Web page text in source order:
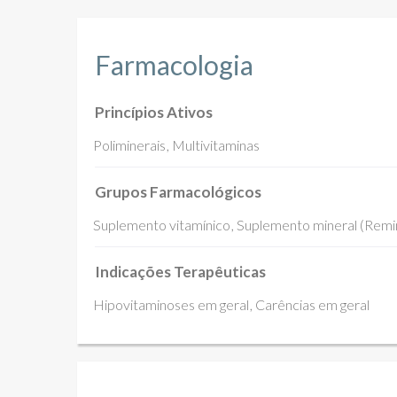
Farmacologia
Princípios Ativos
Poliminerais Multivitaminas
Grupos Farmacológicos
Suplemento vitamínico Suplemento mineral
Indicações Terapêuticas
Hipovitaminoses em geral Carências em geral